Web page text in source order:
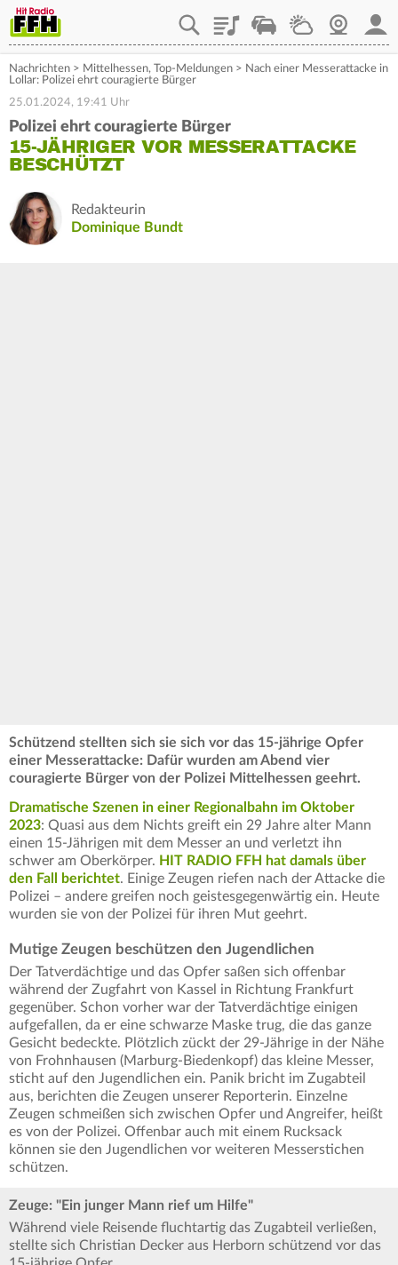
PlaylistStaupilotWetterWebcam
Nachrichten > Mittelhessen, Top-Meldungen > Nach einer Messerattacke in
Lollar: Polizei ehrt couragierte Bürger
25.01.2024, 19:41 Uhr
Polizei ehrt couragierte Bürger
15-JÄHRIGER VOR MESSERATTACKE
BESCHÜTZT
Redakteurin
Dominique Bundt
Schützend stellten sich sie sich vor das 15-jährige Opfer
einer Messerattacke: Dafür wurden am Abend vier
couragierte Bürger von der Polizei Mittelhessen geehrt.
Dramatische Szenen in einer Regionalbahn im Oktober
2023: Quasi aus dem Nichts greift ein 29 Jahre alter Mann
einen 15-Jährigen mit dem Messer an und verletzt ihn
schwer am Oberkörper. HIT RADIO FFH hat damals über
den Fall berichtet. Einige Zeugen riefen nach der Attacke die
Polizei – andere greifen noch geistesgegenwärtig ein. Heute
wurden sie von der Polizei für ihren Mut geehrt.
Mutige Zeugen beschützen den Jugendlichen
Der Tatverdächtige und das Opfer saßen sich offenbar
während der Zugfahrt von Kassel in Richtung Frankfurt
gegenüber. Schon vorher war der Tatverdächtige einigen
aufgefallen, da er eine schwarze Maske trug, die das ganze
Gesicht bedeckte. Plötzlich zückt der 29-Jährige in der Nähe
von Frohnhausen (Marburg-Biedenkopf) das kleine Messer,
sticht auf den Jugendlichen ein. Panik bricht im Zugabteil
aus, berichten die Zeugen unserer Reporterin. Einzelne
Zeugen schmeißen sich zwischen Opfer und Angreifer, heißt
es von der Polizei. Offenbar auch mit einem Rucksack
können sie den Jugendlichen vor weiteren Messerstichen
schützen.
Zeuge: "Ein junger Mann rief um Hilfe"
Während viele Reisende fluchtartig das Zugabteil verließen,
stellte sich Christian Decker aus Herborn schützend vor das